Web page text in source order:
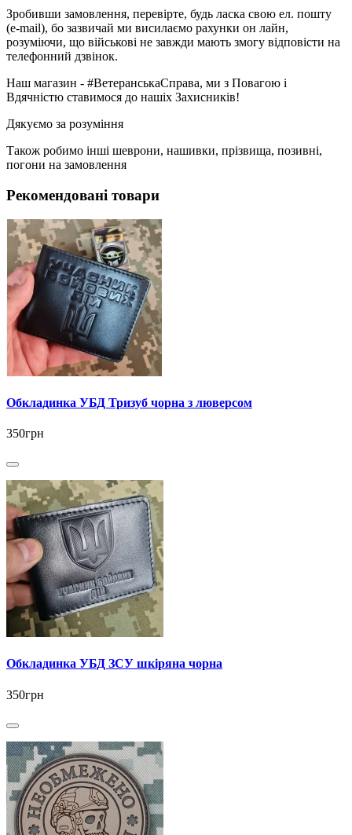
Зробивши замовлення, перевірте, будь ласка свою ел. пошту
(e-mail), бо зазвичай ми висилаємо рахунки он лайн,
розуміючи, що військові не завжди мають змогу відповісти на
телефонний дзвінок.
Наш магазин - #ВетеранськаСправа, ми з Повагою і
Вдячністю ставимося до нашіх Захисників!
Дякуємо за розуміння
Також робимо інші шеврони, нашивки, прізвища, позивні,
погони на замовлення
Рекомендовані товари
Обкладинка УБД Тризуб чорна з люверсом
350грн
Обкладинка УБД ЗСУ шкіряна чорна
350грн